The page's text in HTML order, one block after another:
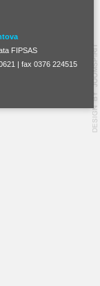
FIPSAS
| fax 0376 224515